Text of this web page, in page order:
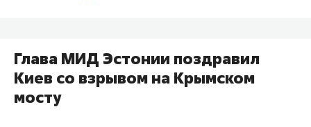
Глава МИД Эстонии поздравил
Киев со взрывом на Крымском
мосту